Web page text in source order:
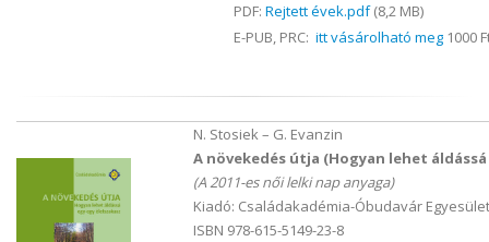
PDF: Rejtett évek.pdf(8,2 MB)
E-PUB, PRC: itt vásárolható meg 1000
N. Stosiek – G. Evanzin
A növekedés útja (Hogyan lehet
(A 2011-es női lelki nap anyaga)
Kiadó: Családakadémia-Óbudavár
ISBN 978-615-5149-23-8